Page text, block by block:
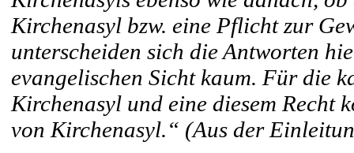
Kirchenasyl bzw. eine Pflicht zur
unterscheiden sich die Antworten
evangelischen Sicht kaum. Für die
Kirchenasyl und eine diesem Recht
von Kirchenasyl.“ (Aus der